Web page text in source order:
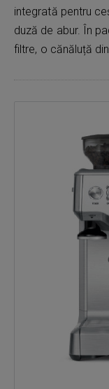
integrată pentru
duză de abur. În
filtre, o cănăluță